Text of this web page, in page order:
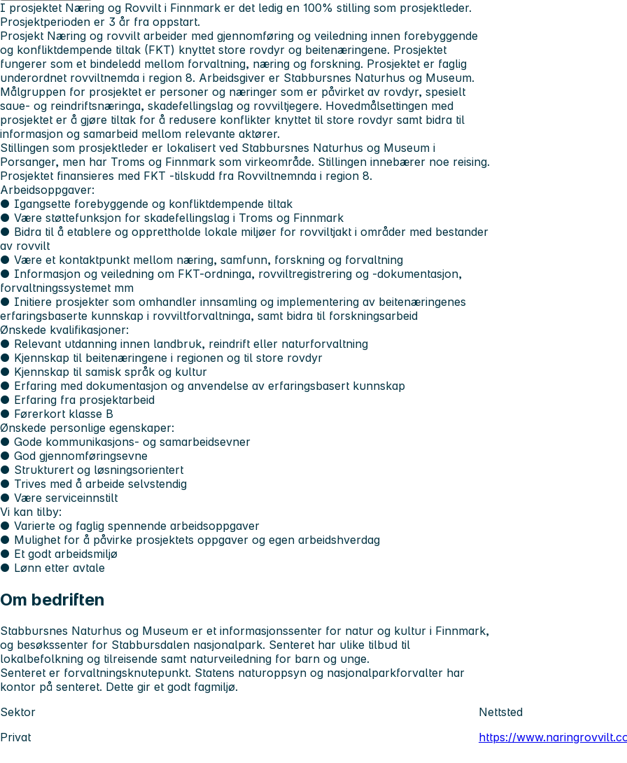
I prosjektet Næring og Rovvilt i Finnmark er det ledig en 100% stilling som prosjektleder.
Prosjektperioden er 3 år fra oppstart.
Prosjekt Næring og rovvilt arbeider med gjennomføring og veiledning innen forebyggende
og konfliktdempende tiltak (FKT) knyttet store rovdyr og beitenæringene. Prosjektet
fungerer som et bindeledd mellom forvaltning, næring og forskning. Prosjektet er faglig
underordnet rovviltnemda i region 8. Arbeidsgiver er Stabbursnes Naturhus og Museum.
Målgruppen for prosjektet er personer og næringer som er påvirket av rovdyr, spesielt
saue- og reindriftsnæringa, skadefellingslag og rovviltjegere. Hovedmålsettingen med
prosjektet er å gjøre tiltak for å redusere konflikter knyttet til store rovdyr samt bidra til
informasjon og samarbeid mellom relevante aktører.
Stillingen som prosjektleder er lokalisert ved Stabbursnes Naturhus og Museum i
Porsanger, men har Troms og Finnmark som virkeområde. Stillingen innebærer noe reising.
Prosjektet finansieres med FKT -tilskudd fra Rovviltnemnda i region 8.
Arbeidsoppgaver:
● Igangsette forebyggende og konfliktdempende tiltak
● Være støttefunksjon for skadefellingslag i Troms og Finnmark
● Bidra til å etablere og opprettholde lokale miljøer for rovviltjakt i områder med bestander
av rovvilt
● Være et kontaktpunkt mellom næring, samfunn, forskning og forvaltning
● Informasjon og veiledning om FKT-ordninga, rovviltregistrering og -dokumentasjon,
forvaltningssystemet mm
● Initiere prosjekter som omhandler innsamling og implementering av beitenæringenes
erfaringsbaserte kunnskap i rovviltforvaltninga, samt bidra til forskningsarbeid
Ønskede kvalifikasjoner:
● Relevant utdanning innen landbruk, reindrift eller naturforvaltning
● Kjennskap til beitenæringene i regionen og til store rovdyr
● Kjennskap til samisk språk og kultur
● Erfaring med dokumentasjon og anvendelse av erfaringsbasert kunnskap
● Erfaring fra prosjektarbeid
● Førerkort klasse B
Ønskede personlige egenskaper:
● Gode kommunikasjons- og samarbeidsevner
● God gjennomføringsevne
● Strukturert og løsningsorientert
● Trives med å arbeide selvstendig
● Være serviceinnstilt
Vi kan tilby:
● Varierte og faglig spennende arbeidsoppgaver
● Mulighet for å påvirke prosjektets oppgaver og egen arbeidshverdag
● Et godt arbeidsmiljø
● Lønn etter avtale
Om bedriften
Stabbursnes Naturhus og Museum er et informasjonssenter for natur og kultur i Finnmark,
og besøkssenter for Stabbursdalen nasjonalpark. Senteret har ulike tilbud til
lokalbefolkning og tilreisende samt naturveiledning for barn og unge.
Senteret er forvaltningsknutepunkt. Statens naturoppsyn og nasjonalparkforvalter har
kontor på senteret. Dette gir et godt fagmiljø.
Sektor
Privat
Nettsted
https://